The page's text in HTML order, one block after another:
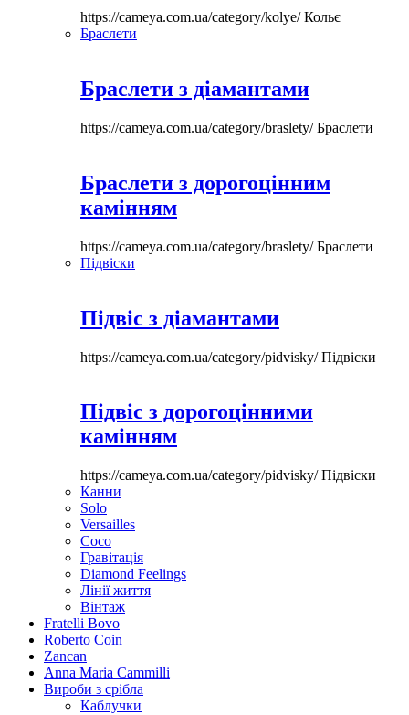
https://cameya.com.ua/category/kolye/Кольє
Браслети
Браслети з діамантами
https://cameya.com.ua/category/braslety/Браслети
Браслети з дорогоцінним
камінням
https://cameya.com.ua/category/braslety/Браслети
Підвіски
Підвіс з діамантами
https://cameya.com.ua/category/pidvisky/Підвіски
Підвіс з дорогоцінними
камінням
https://cameya.com.ua/category/pidvisky/Підвіски
Канни
Solo
Versailles
Coco
Гравітація
Diamond Feelings
Лінії життя
Вінтаж
Fratelli Bovo
Roberto Coin
Zancan
Anna Maria Cammilli
Вироби з срібла
Каблучки